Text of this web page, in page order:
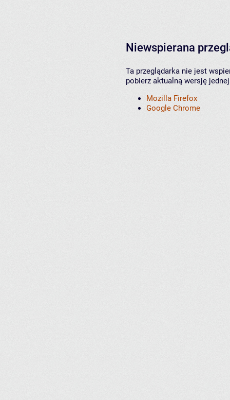
Niewspierana
Ta przeglądarka nie jest
pobierz aktualną wersję
Mozilla Firefox
Google Chrome